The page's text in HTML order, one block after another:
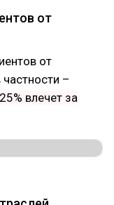
от
от
–
влечет за